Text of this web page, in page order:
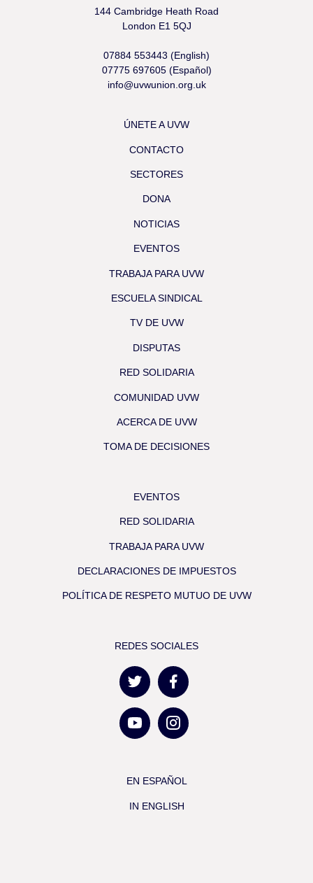
144 Cambridge Heath Road
London E1 5QJ
07884 553443 (English)
07775 697605 (Español)
info@uvwunion.org.uk
ÚNETE A UVW
CONTACTO
SECTORES
DONA
NOTICIAS
EVENTOS
TRABAJA PARA UVW
ESCUELA SINDICAL
TV DE UVW
DISPUTAS
RED SOLIDARIA
COMUNIDAD UVW
ACERCA DE UVW
TOMA DE DECISIONES
EVENTOS
RED SOLIDARIA
TRABAJA PARA UVW
DECLARACIONES DE IMPUESTOS
POLÍTICA DE RESPETO MUTUO DE UVW
REDES SOCIALES
EN ESPAÑOL
IN ENGLISH